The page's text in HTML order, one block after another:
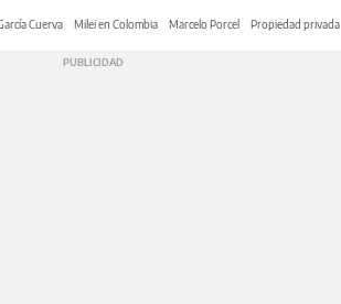
Cuerva Milei en Colombia Marcelo Porcel Propiedad privada